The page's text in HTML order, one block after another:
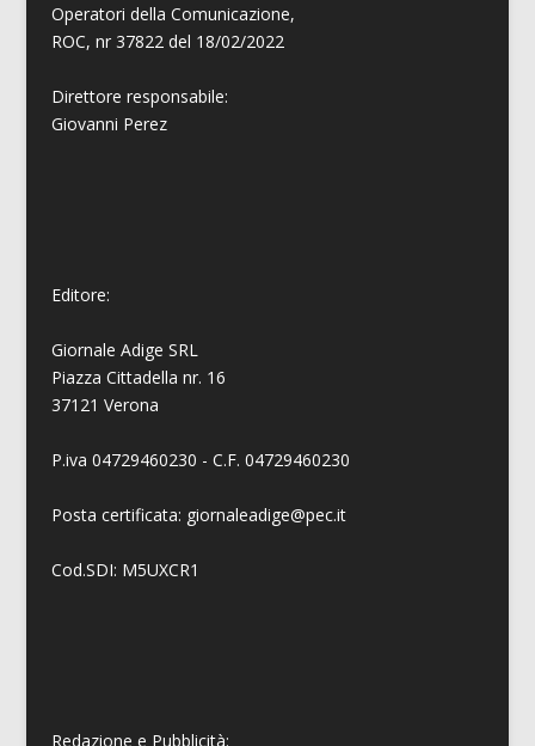
Operatori della Comunicazione,
ROC, nr 37822 del 18/02/2022
Direttore responsabile:
Giovanni Perez
Editore:
Giornale Adige SRL
Piazza Cittadella nr. 16
37121 Verona
P.iva 04729460230 - C.F. 04729460230
Posta certificata: giornaleadige@pec.it
Cod.SDI: M5UXCR1
Redazione e Pubblicità: